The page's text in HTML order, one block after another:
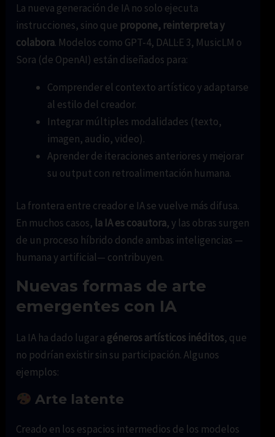
La nueva generación de IA no solo ejecuta
instrucciones, sino que propone, reinterpreta y
colabora. Modelos como GPT-4, DALL·E 3, MusicLM o
Sora (de OpenAI) están diseñados para:
Comprender el contexto artístico y adaptarse
al estilo del creador.
Integrar múltiples modalidades (texto,
imagen, audio, video).
Aprender de iteraciones anteriores y mejorar
su output con retroalimentación humana.
La frontera entre creador e IA se vuelve más difusa.
En muchos casos, la IA es coautora, y las obras surgen
de un proceso híbrido donde ambas inteligencias —
humana y artificial— contribuyen.
Nuevas formas de arte
emergentes con IA
La IA ha dado lugar a géneros artísticos inéditos, que
no podrían existir sin su participación. Algunos
ejemplos:
Arte latente
Creado en los espacios intermedios de los modelos